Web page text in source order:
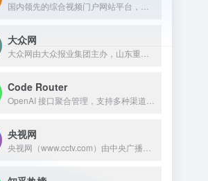
大众网
Code Router
央视网